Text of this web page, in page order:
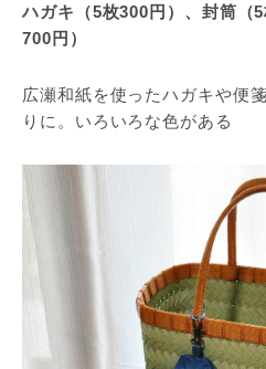
ハガキ（5枚300円）、封筒（
700円）
広瀬和紙を使ったハガキや便
りに。いろいろな色がある